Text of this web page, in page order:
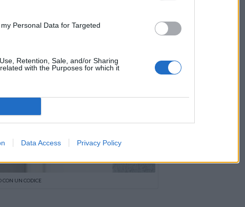
Personal Data for Targeted
Retention, Sale, and/or Sharing
with the Purposes for which it
Data Access Privacy Policy
CON UN CODICE